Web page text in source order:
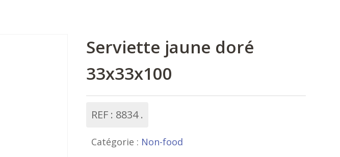
Serviette jaune doré
33x33x100
REF : 8834
Catégorie : Non-food